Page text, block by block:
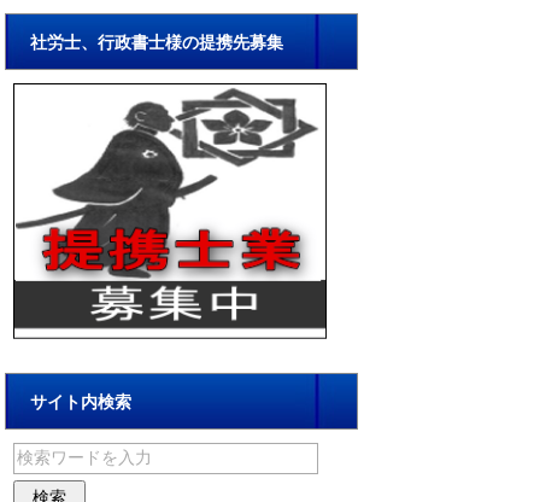
社労士、行政書士様の提携先募集
サイト内検索